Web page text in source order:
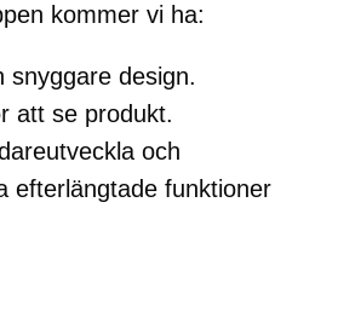
kommer vi ha:
snyggare design.
att se produkt.
och
efterlängtade funktioner